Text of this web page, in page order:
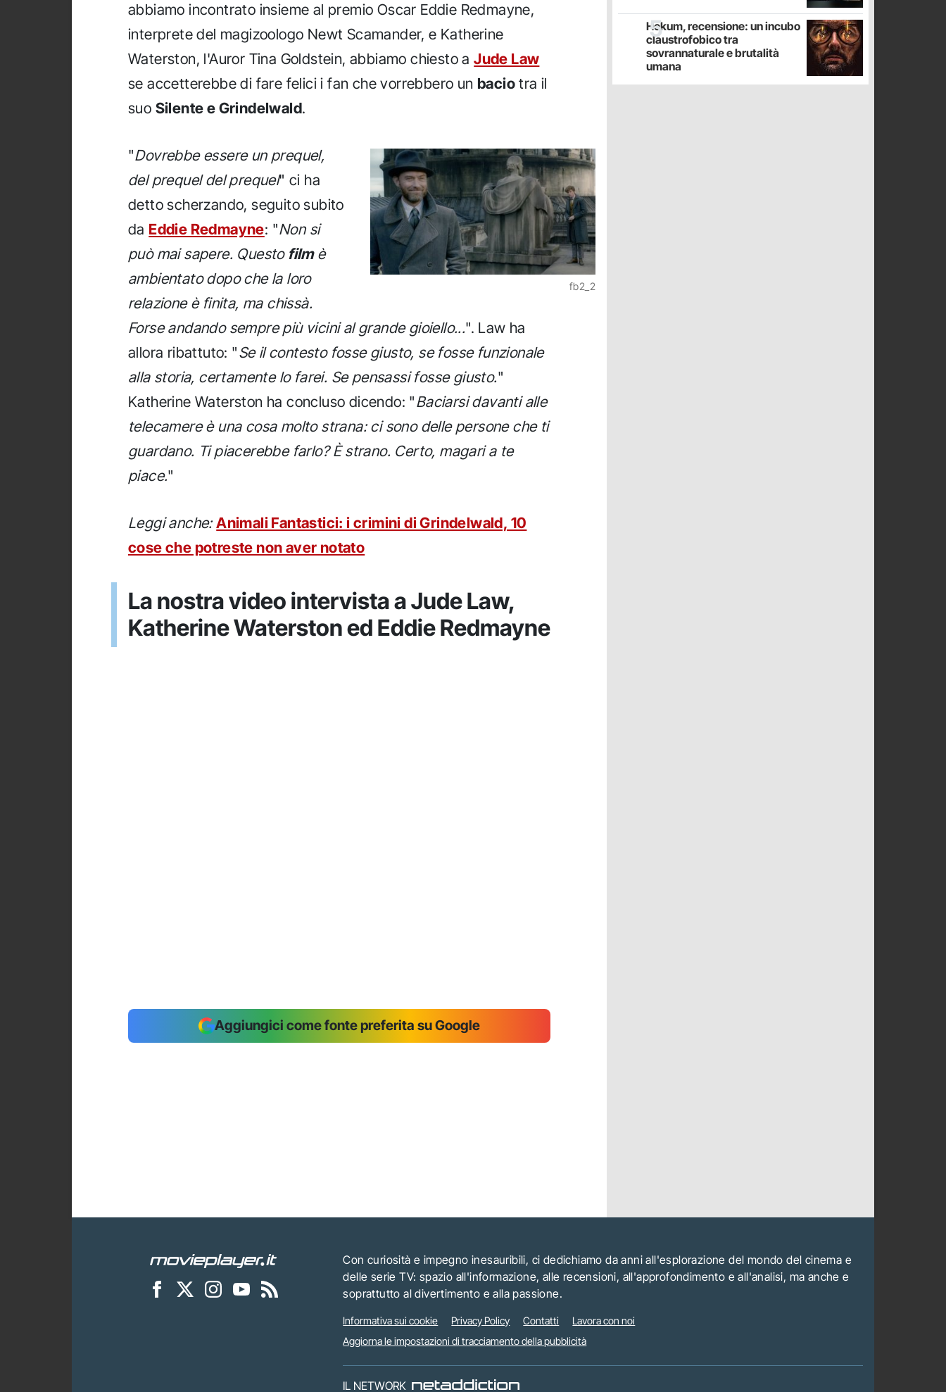
abbiamo incontrato insieme al premio Oscar Eddie Redmayne,
interprete del magizoologo Newt Scamander, e Katherine
Waterston, l'Auror Tina Goldstein, abbiamo chiesto aJude Law
se accetterebbe di fare felici i fan che vorrebbero un bacio tra il
suo Silente e Grindelwald.
fb2_2
"Dovrebbe essere un prequel,
del prequel del prequel" ci ha
detto scherzando, seguito subito
da Eddie Redmayne: "Non si
può mai sapere. Questo filmè
ambientato dopo che la loro
relazione è finita, ma chissà.
Forse andando sempre più vicini al grande gioiello...". Law ha
allora ribattuto: "Se il contesto fosse giusto, se fosse funzionale
alla storia, certamente lo farei. Se pensassi fosse giusto."
Katherine Waterston ha concluso dicendo: "Baciarsi davanti alle
telecamere è una cosa molto strana: ci sono delle persone che ti
guardano. Ti piacerebbe farlo? È strano. Certo, magari a te
piace."
Leggi anche: Animali Fantastici: i crimini di Grindelwald, 10
cose che potreste non aver notato
La nostra video intervista a Jude Law,
Katherine Waterston ed Eddie Redmayne
Aggiungici come fonte preferita su Google
Hokum, recensione: un incubo
claustrofobico tra
sovrannaturale e brutalità
umana
Con curiosità e impegno inesauribili, ci dedichiamo da anni all'esplorazione del mondo del cinema e
delle serie TV: spazio all'informazione, alle recensioni, all'approfondimento e all'analisi, ma anche e
soprattutto al divertimento e alla passione.
Informativa sui cookie Privacy Policy Contatti
Lavora con noi
Aggiorna le impostazioni di tracciamento della pubblicità
IL NETWORK